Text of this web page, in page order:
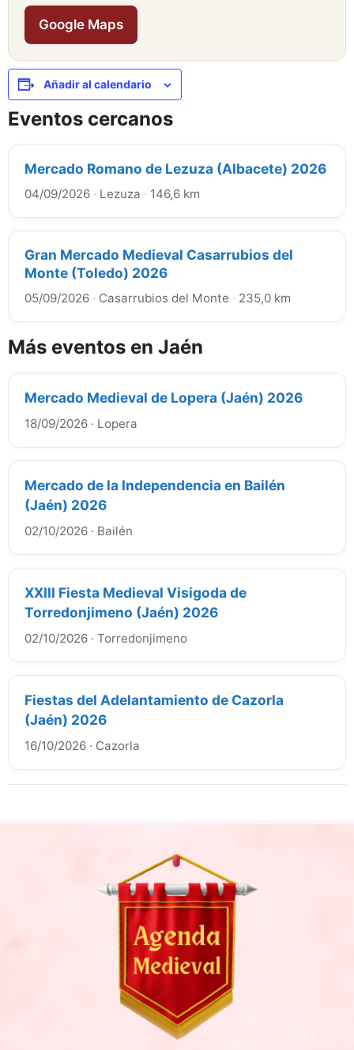
Google Maps
Añadir al calendario
Eventos cercanos
Mercado Romano de Lezuza (Albacete) 2026
04/09/2026 · Lezuza · 146,6 km
Gran Mercado Medieval Casarrubios del
Monte (Toledo) 2026
05/09/2026 · Casarrubios del Monte · 235,0 km
Más eventos en Jaén
Mercado Medieval de Lopera (Jaén) 2026
18/09/2026 · Lopera
Mercado de la Independencia en Bailén
(Jaén) 2026
02/10/2026 · Bailén
XXIII Fiesta Medieval Visigoda de
Torredonjimeno (Jaén) 2026
02/10/2026 · Torredonjimeno
Fiestas del Adelantamiento de Cazorla
(Jaén) 2026
16/10/2026 · Cazorla